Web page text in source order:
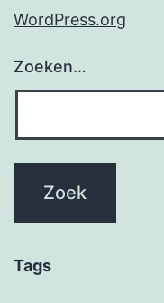
WordPress.org
Zoeken…
Tags